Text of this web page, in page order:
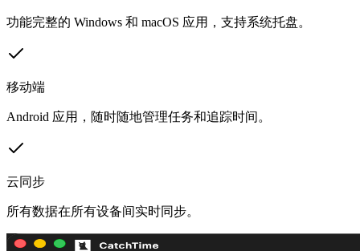
功能完整的 Windows 和 macOS 应用，支持系统托盘。
移动端
Android 应用，随时随地管理任务和追踪时间。
云同步
所有数据在所有设备间实时同步。